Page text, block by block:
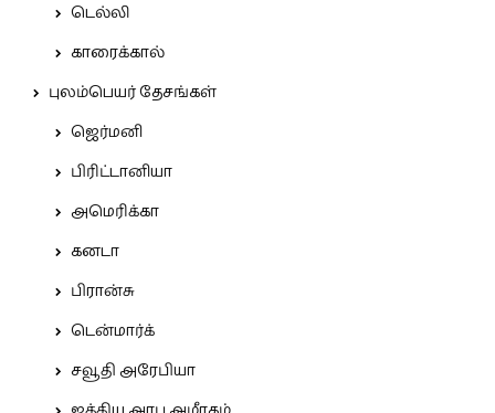
டெல்லி
காரைக்கால்
புலம்பெயர் தேசங்கள்
ஜெர்மனி
பிரிட்டானியா
அமெரிக்கா
கனடா
பிரான்சு
டென்மார்க்
சவூதி அரேபியா